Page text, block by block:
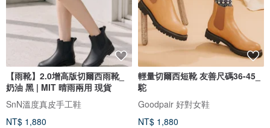
【雨靴】2.0增高版切爾西雨靴_
奶油 黑 | MIT 晴雨兩用 現貨
SnN溫度真皮手工鞋
NT$ 1,880
輕量切爾西短靴 友善尺碼36-45_
駝
Goodpair 好對女鞋
NT$ 1,880